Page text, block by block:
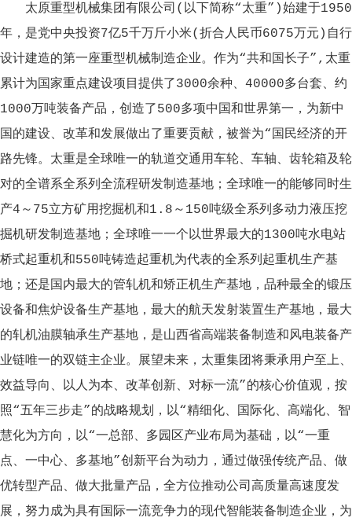
太原重型机械集团有限公司(以下简称“太重”)始建于1950
年，是党中央投资7亿5千万斤小米(折合人民币6075万元)自行
设计建造的第一座重型机械制造企业。作为“共和国长子”,太重
累计为国家重点建设项目提供了3000余种、40000多台套、约
1000万吨装备产品，创造了500多项中国和世界第一，为新中
国的建设、改革和发展做出了重要贡献，被誉为“国民经济的开
路先锋。太重是全球唯一的轨道交通用车轮、车轴、齿轮箱及轮
对的全谱系全系列全流程研发制造基地；全球唯一的能够同时生
产4～75立方矿用挖掘机和1.8～150吨级全系列多动力液压挖
掘机研发制造基地；全球唯一一个以世界最大的1300吨水电站
桥式起重机和550吨铸造起重机为代表的全系列起重机生产基
地；还是国内最大的管轧机和矫正机生产基地，品种最全的锻压
设备和焦炉设备生产基地，最大的航天发射装置生产基地，最大
的轧机油膜轴承生产基地，是山西省高端装备制造和风电装备产
业链唯一的双链主企业。展望未来，太重集团将秉承用户至上、
效益导向、以人为本、改革创新、对标一流”的核心价值观，按
照“五年三步走”的战略规划，以“精细化、国际化、高端化、智
慧化为方向，以“一总部、多园区产业布局为基础，以“一重
点、一中心、多基地”创新平台为动力，通过做强传统产品、做
优转型产品、做大批量产品，全方位推动公司高质量高速度发
展，努力成为具有国际一流竞争力的现代智能装备制造企业，为